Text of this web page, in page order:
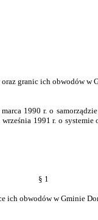
granic ich obwodów w
1990 r. o
1991 r. o
§ 1
ich obwodów w Gminie